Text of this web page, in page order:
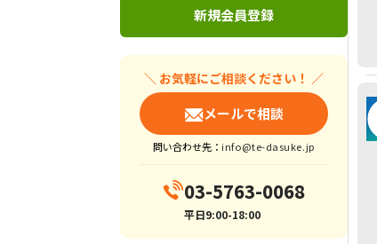
新規会員登録
＼ お気軽にご相談ください！ ／
メールで相談
問い合わせ先： info@te-dasuke.jp
03-5763-0068
平日9:00-18:00